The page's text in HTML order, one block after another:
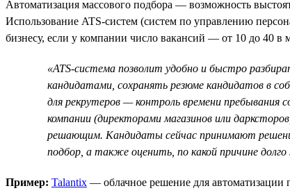
Автоматизация массового подбора — возможность
Использование ATS-систем (систем по управлению
бизнесу, если у компании число вакансий — от 10 до 40 в
«ATS-система позволит удобно и быстро
кандидатами, сохранять резюме кандидатов в
для рекрутеров — контроль времени
компании (директорами магазинов или
решающим. Кандидаты сейчас принимают
подбор, а также оценить, по какой причине
Пример: Talantix — облачное решение для автоматизации